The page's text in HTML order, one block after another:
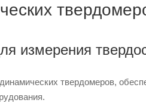
измерения
твердомеров,